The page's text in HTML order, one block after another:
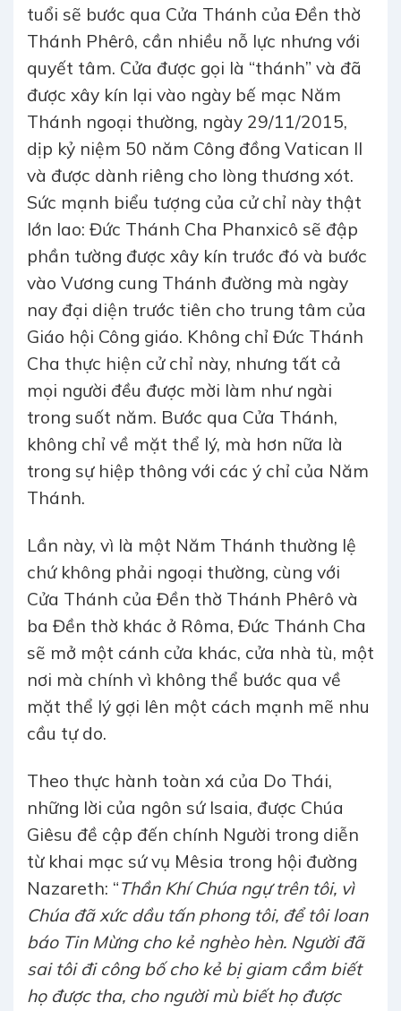
tuổi sẽ bước qua Cửa Thánh của Đền thờ
Thánh Phêrô, cần nhiều nỗ lực nhưng với
quyết tâm. Cửa được gọi là “thánh” và đã
được xây kín lại vào ngày bế mạc Năm
Thánh ngoại thường, ngày 29/11/2015,
dịp kỷ niệm 50 năm Công đồng Vatican II
và được dành riêng cho lòng thương xót.
Sức mạnh biểu tượng của cử chỉ này thật
lớn lao: Đức Thánh Cha Phanxicô sẽ đập
phần tường được xây kín trước đó và bước
vào Vương cung Thánh đường mà ngày
nay đại diện trước tiên cho trung tâm của
Giáo hội Công giáo. Không chỉ Đức Thánh
Cha thực hiện cử chỉ này, nhưng tất cả
mọi người đều được mời làm như ngài
trong suốt năm. Bước qua Cửa Thánh,
không chỉ về mặt thể lý, mà hơn nữa là
trong sự hiệp thông với các ý chỉ của Năm
Thánh.
Lần này, vì là một Năm Thánh thường lệ
chứ không phải ngoại thường, cùng với
Cửa Thánh của Đền thờ Thánh Phêrô và
ba Đền thờ khác ở Rôma, Đức Thánh Cha
sẽ mở một cánh cửa khác, cửa nhà tù, một
nơi mà chính vì không thể bước qua về
mặt thể lý gợi lên một cách mạnh mẽ nhu
cầu tự do.
Theo thực hành toàn xá của Do Thái,
những lời của ngôn sứ Isaia, được Chúa
Giêsu đề cập đến chính Người trong diễn
từ khai mạc sứ vụ Mêsia trong hội đường
Nazareth: “Thần Khí Chúa ngự trên tôi, vì
Chúa đã xức dầu tấn phong tôi, để tôi loan
báo Tin Mừng cho kẻ nghèo hèn. Người đã
sai tôi đi công bố cho kẻ bị giam cầm biết
họ được tha, cho người mù biết họ được